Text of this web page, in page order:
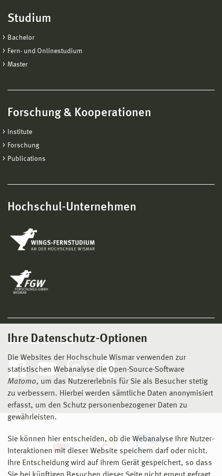
Ihre Datenschutz-Optionen
Die Websites der Hochschule Wismar verwenden zur
statistischen Webanalyse die Open-Source-Software
Matomo, um das Nutzererlebnis für Sie als Besucher stetig
zu verbessern. Hierbei werden sämtliche Daten anonymisiert
erfasst, um den Schutz personenbezogener Daten zu
gewährleisten.
Sie können hier entscheiden, ob die Webanalyse Ihre Nutzer-
Interaktionen mit dieser Website speichern darf oder nicht.
Ihre Entscheidung wird auf ihrem Gerät gespeichert, so dass
Studium
Bachelor
Fern- und Onlinestudium
Master
Forschung & Kooperationen
Institute
Forschung
Publications
Hochschul-Unternehmen
Social Media